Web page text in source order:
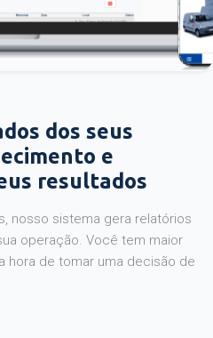
dos seus
e
resultados
nosso sistema gera relatórios
operação. Você tem maior
hora de tomar uma decisão de